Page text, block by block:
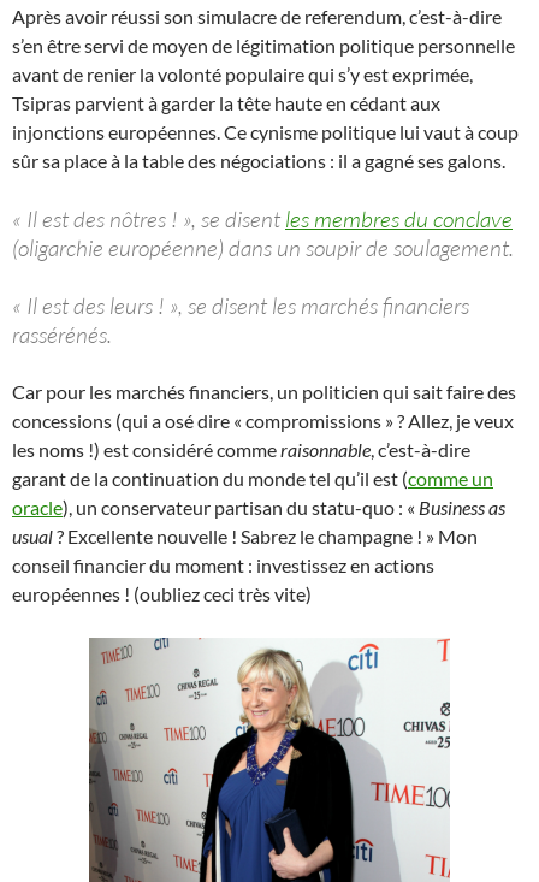
Après avoir réussi son simulacre de referendum, c’est-à-dire
s’en être servi de moyen de légitimation politique personnelle
avant de renier la volonté populaire qui s’y est exprimée,
Tsipras parvient à garder la tête haute en cédant aux
injonctions européennes. Ce cynisme politique lui vaut à coup
sûr sa place à la table des négociations : il a gagné ses galons.
« Il est des nôtres ! », se disent les membres du conclave
(oligarchie européenne) dans un soupir de soulagement.
« Il est des leurs ! », se disent les marchés financiers
rassérénés.
Car pour les marchés financiers, un politicien qui sait faire des
concessions (qui a osé dire « compromissions » ? Allez, je veux
les noms !) est considéré commeraisonnable , c’est-à-dire
garant de la continuation du monde tel qu’il est (comme un
oracle), un conservateur partisan du statu-quo : « Business as
usual? Excellente nouvelle ! Sabrez le champagne ! » Mon
conseil financier du moment : investissez en actions
européennes ! (oubliez ceci très vite)